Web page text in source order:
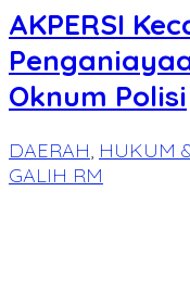
AKPERSI
Oknum Polisi
DAERAH, HUKUM
GALIH RM